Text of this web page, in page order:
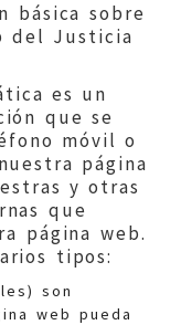
básica sobre
del Justicia
es un
que se
móvil o
página
y otras
que
página web.
tipos:
son
web pueda